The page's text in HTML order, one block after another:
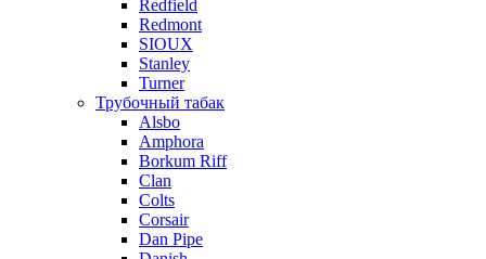
Redfield
Redmont
SIOUX
Stanley
Turner
Трубочный табак
Alsbo
Amphora
Borkum Riff
Clan
Colts
Corsair
Dan Pipe